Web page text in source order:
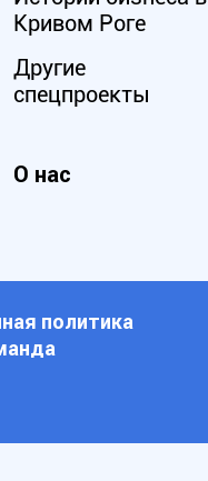
Кривом Роге
Другие
спецпроекты
О нас
политика